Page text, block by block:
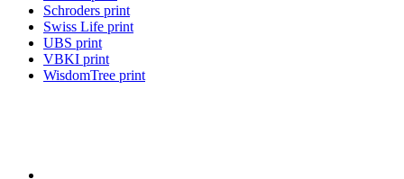
Schroders print
Swiss Life print
UBS print
VBKI print
WisdomTree print